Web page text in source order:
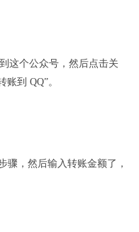
这个公众号，然后点击关
到 QQ”。
骤，然后输入转账金额了，